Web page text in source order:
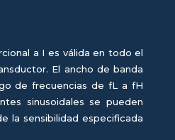
a I es válida en todo el
El ancho de banda
de frecuencias de fL a fH
sinusoidales se pueden
la sensibilidad especificada